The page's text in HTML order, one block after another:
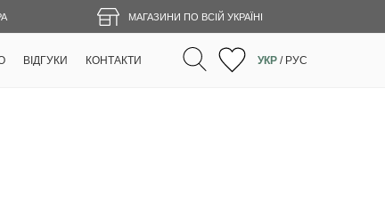
МАГАЗИНИ ПО ВСІЙ УКРАЇНІ
ВІДГУКИ КОНТАКТИ УКР/ РУС